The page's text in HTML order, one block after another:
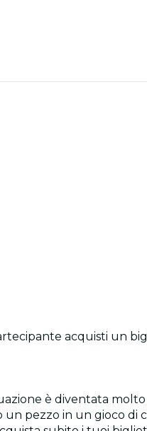
acquisti un
è diventata
pezzo in un gioco di